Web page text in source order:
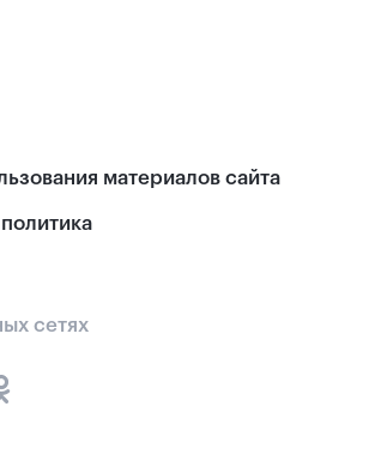
материалов сайта
сетях